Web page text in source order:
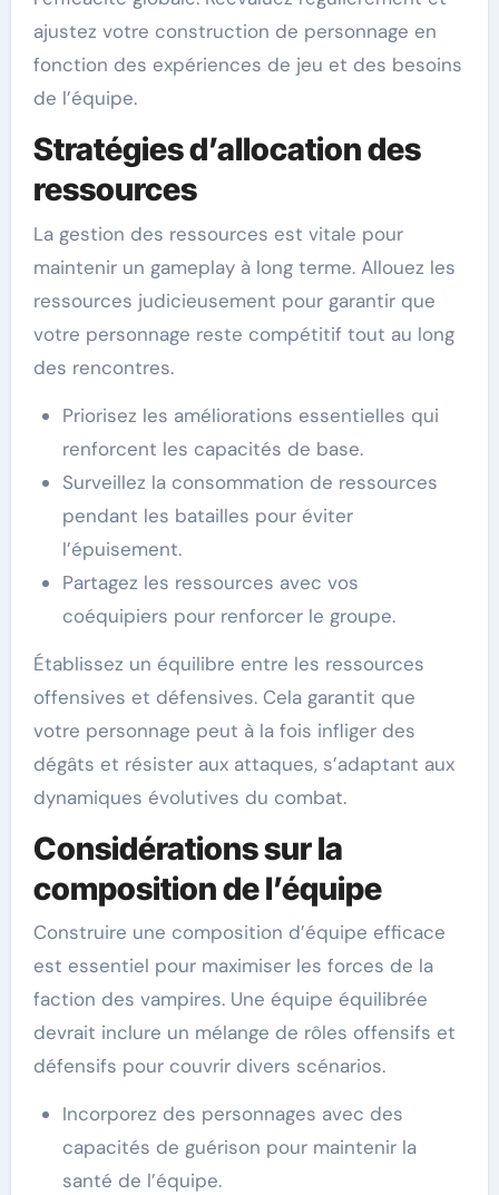
ajustez votre construction de personnage en
fonction des expériences de jeu et des besoins
de l’équipe.
Stratégies d’allocation des
ressources
La gestion des ressources est vitale pour
maintenir un gameplay à long terme. Allouez les
ressources judicieusement pour garantir que
votre personnage reste compétitif tout au long
des rencontres.
Priorisez les améliorations essentielles qui
renforcent les capacités de base.
Surveillez la consommation de ressources
pendant les batailles pour éviter
l’épuisement.
Partagez les ressources avec vos
coéquipiers pour renforcer le groupe.
Établissez un équilibre entre les ressources
offensives et défensives. Cela garantit que
votre personnage peut à la fois infliger des
dégâts et résister aux attaques, s’adaptant aux
dynamiques évolutives du combat.
Considérations sur la
composition de l’équipe
Construire une composition d’équipe efficace
est essentiel pour maximiser les forces de la
faction des vampires. Une équipe équilibrée
devrait inclure un mélange de rôles offensifs et
défensifs pour couvrir divers scénarios.
Incorporez des personnages avec des
capacités de guérison pour maintenir la
santé de l’équipe.